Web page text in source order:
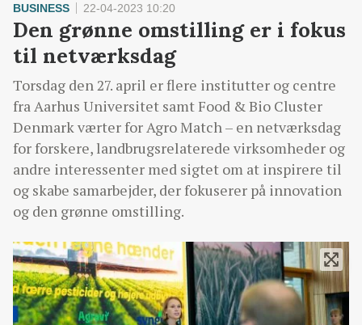
BUSINESS 22-04-2023 10:20
Den grønne omstilling er i fokus
til netværksdag
Torsdag den 27. april er flere institutter og centre
fra Aarhus Universitet samt Food & Bio Cluster
Denmark værter for Agro Match – en netværksdag
for forskere, landbrugsrelaterede virksomheder og
andre interessenter med sigtet om at inspirere til
og skabe samarbejder, der fokuserer på innovation
og den grønne omstilling.